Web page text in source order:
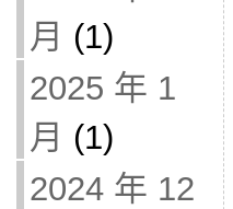
月 (1)
2025 年 1
月 (1)
2024 年 12